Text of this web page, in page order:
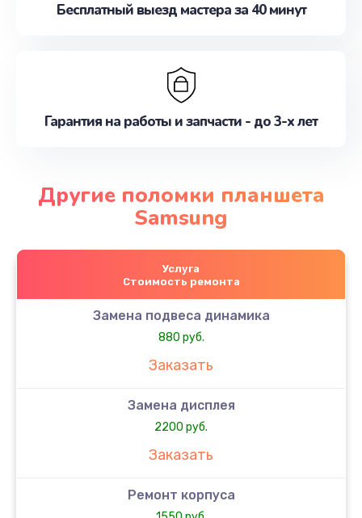
Бесплатный выезд мастера за 40 минут
Гарантия на работы и запчасти - до 3-х лет
Другие поломки планшета
Samsung
Услуга
Стоимость ремонта
Замена подвеса динамика
880 руб.
Заказать
Замена дисплея
2200 руб.
Заказать
Ремонт корпуса